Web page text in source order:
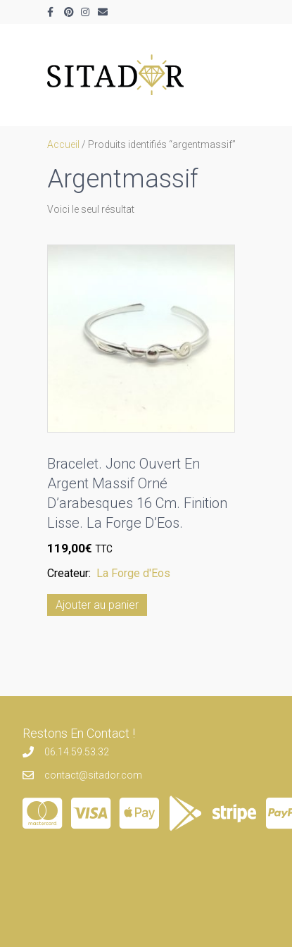
Facebook
PinterestInstagram
Email
Accueil / Produits identifiés “argentmassif”
Argentmassif
Voici le seul résultat
Bracelet. Jonc Ouvert En
Argent Massif Orné
D’arabesques 16 Cm. Finition
Lisse. La Forge D’Eos.
119,00€ TTC
Createur: La Forge d'Eos
Ajouter au panier
Restons En Contact !
06.14.59.53.32
contact@sitador.com